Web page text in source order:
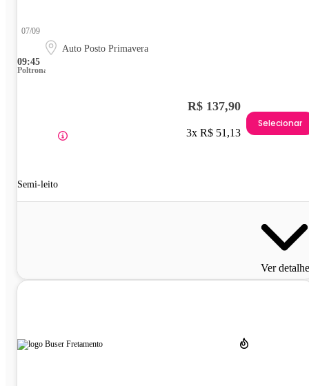
09:45
07/09
Auto Posto Primavera
Poltrona
Semi-leito
R$ 137,90
3x R$ 51,13
Selecionar
Ver